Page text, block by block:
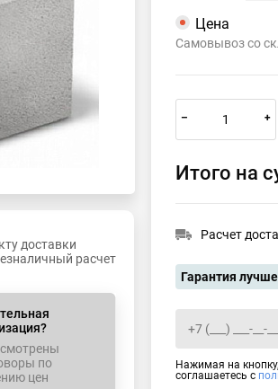
доставки
расчет
по
цен
Цена
Самовывоз со
– +
Итого на
Расчет
Гарантия
Нажимая на
соглашаетесь с